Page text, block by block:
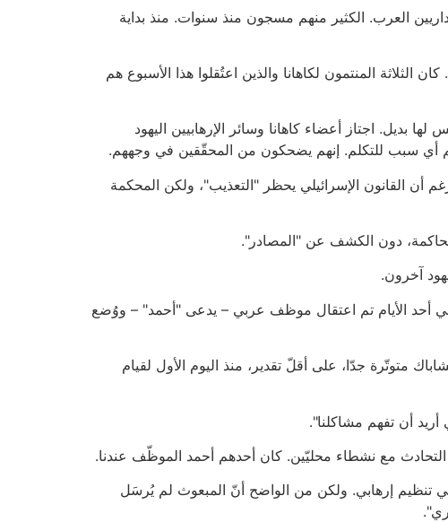
العرب. الكثير منهم مسجون منذ سنوات. منذ بداية
الثلاثة المنتمون لكاهانا والذين اعتُقلوا هذا الأسبوع هم
بديل. اجتاز أعضاء كاهانا وسائر الإرهابيين اليهود
أي سبب للتكلم. إنهم يضحكون من المحقّقين في وجههم.
أن القانون الإسرائيلي يحظر "التعذيب"، ولكن المحكمة
دون الكشف عن "المصادر".
آخرون.
أحد الأيام تم اعتقال موظف عربي – يدعى "أحمد" – ووُضع
متوتّرة جدّا، على أقلّ تقدير، منذ اليوم الأول لقيام
أن تفهم مشاكلنا".
مع نشطاء محليّين. كان أحدهم أحمد الموظّف عندنا.
في تنظيم إرهابي. ولكن من الواضح أنّ المبعوث لم يُرسَل